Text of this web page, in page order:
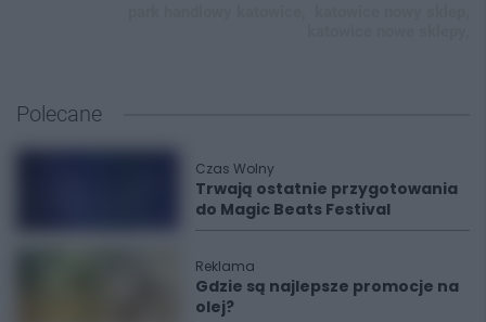
Polecane
Czas Wolny
Trwają ostatnie przygotowania
do Magic Beats Festival
Reklama
Gdzie są najlepsze promocje na
olej?